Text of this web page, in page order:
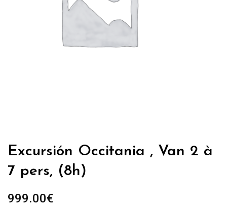
Excursión Occitania , Van 2 à
7 pers, (8h)
999.00€